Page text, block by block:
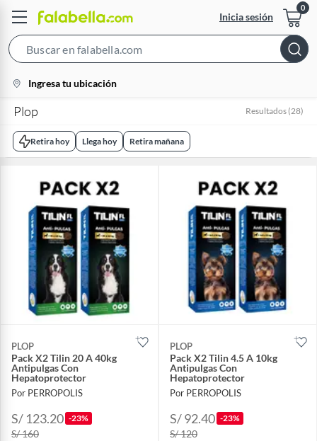
Inicia sesión
Bar
location-
icon
Ingresa tu ubicación
Plop Resultados (28)
Retira hoy Llega hoy Retira mañana
PLOP
Pack X2 Tilin 20 A 40kg
Antipulgas Con
Hepatoprotector
Por PERROPOLIS
S/ 123.20 -23%
S/ 160
PLOP
Pack X2 Tilin 4.5 A 10kg
Antipulgas Con
Hepatoprotector
Por PERROPOLIS
S/ 92.40 -23%
S/ 120